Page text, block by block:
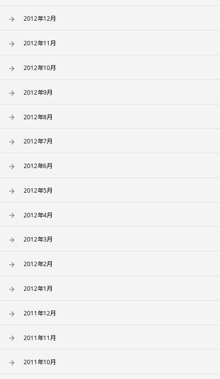
2012年12月
2012年11月
2012年10月
2012年9月
2012年8月
2012年7月
2012年6月
2012年5月
2012年4月
2012年3月
2012年2月
2012年1月
2011年12月
2011年11月
2011年10月